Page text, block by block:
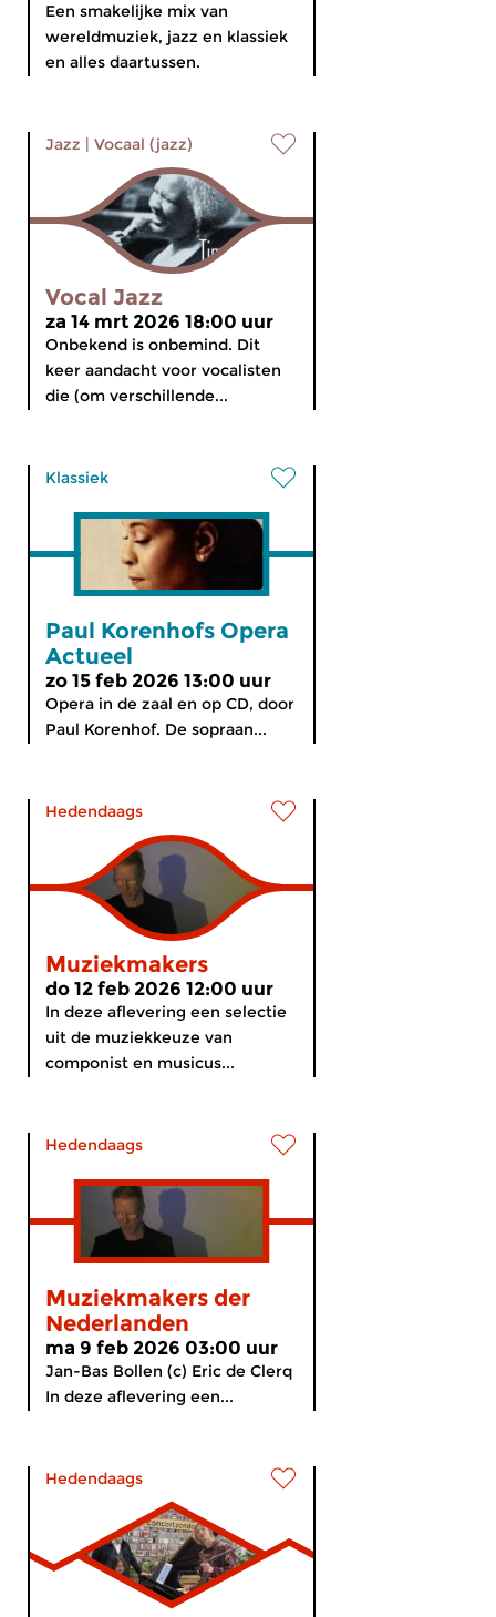
Een smakelijke mix van
wereldmuziek, jazz en klassiek
en alles daartussen.
Jazz | Vocaal (jazz)
Vocal Jazz
za 14 mrt 2026 18:00 uur
Onbekend is onbemind. Dit
keer aandacht voor vocalisten
die (om verschillende...
Klassiek
Paul Korenhofs Opera
Actueel
zo 15 feb 2026 13:00 uur
Opera in de zaal en op CD, door
Paul Korenhof. De sopraan...
Hedendaags
Muziekmakers
do 12 feb 2026 12:00 uur
In deze aflevering een selectie
uit de muziekkeuze van
componist en musicus...
Hedendaags
Muziekmakers der
Nederlanden
ma 9 feb 2026 03:00 uur
Jan-Bas Bollen (c) Eric de Clerq
In deze aflevering een...
Hedendaags